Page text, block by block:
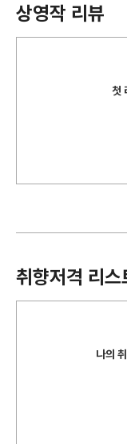
상영작 리뷰
첫
취향저격 리스
나의